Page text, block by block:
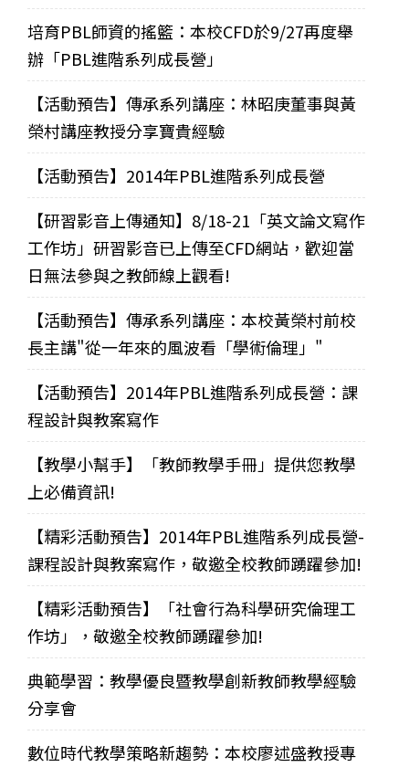
培育PBL師資的搖籃：本校CFD於9/27再度舉
辦「PBL進階系列成長營」
【活動預告】傳承系列講座：林昭庚董事與黃
榮村講座教授分享寶貴經驗
【活動預告】2014年PBL進階系列成長營
【研習影音上傳通知】8/18-21「英文論文寫作
工作坊」研習影音已上傳至CFD網站，歡迎當
日無法參與之教師線上觀看!
【活動預告】傳承系列講座：本校黃榮村前校
長主講"從一年來的風波看「學術倫理」"
【活動預告】2014年PBL進階系列成長營：課
程設計與教案寫作
【教學小幫手】「教師教學手冊」提供您教學
上必備資訊!
【精彩活動預告】2014年PBL進階系列成長營-
課程設計與教案寫作，敬邀全校教師踴躍參加!
【精彩活動預告】「社會行為科學研究倫理工
作坊」，敬邀全校教師踴躍參加!
典範學習：教學優良暨教學創新教師教學經驗
分享會
數位時代教學策略新趨勢：本校廖述盛教授專